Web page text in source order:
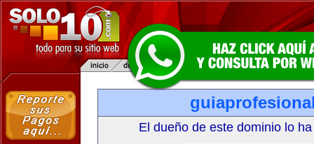
El dueño de este dominio lo